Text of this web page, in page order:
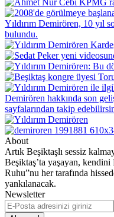
About
Artık Beşiktaşlı sessiz
Beşiktaş’ta yaşayan,
Ruhu”nu her tarafında
yankılanacak.
Newsletter
E-
Posta